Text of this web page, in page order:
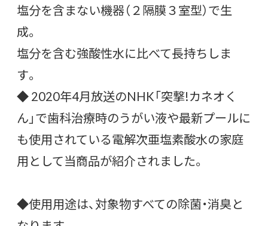
塩分を含まない機器（２隔膜３室型）で生
成。
塩分を含む強酸性水に比べて長持ちしま
す。
◆ 2020年4月放送のNHK「突撃!カネオく
ん」で歯科治療時のうがい液や最新プールに
も使用されている電解次亜塩素酸水の家庭
用として当商品が紹介されました。
◆使用用途は、対象物すべての除菌・消臭と